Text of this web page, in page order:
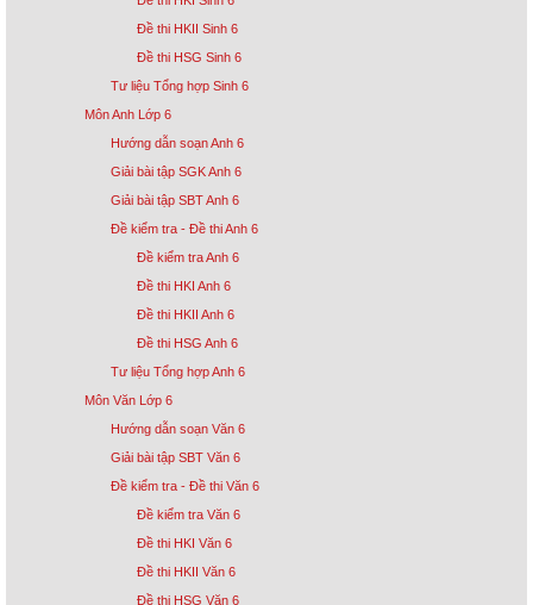
Đề thi HKII Sinh 6
Đề thi HSG Sinh 6
Tư liệu Tổng hợp Sinh 6
Môn Anh Lớp 6
Hướng dẫn soạn Anh 6
Giải bài tập SGK Anh 6
Giải bài tập SBT Anh 6
Đề kiểm tra - Đề thi Anh 6
Đề kiểm tra Anh 6
Đề thi HKI Anh 6
Đề thi HKII Anh 6
Đề thi HSG Anh 6
Tư liệu Tổng hợp Anh 6
Môn Văn Lớp 6
Hướng dẫn soạn Văn 6
Giải bài tập SBT Văn 6
Đề kiểm tra - Đề thi Văn 6
Đề kiểm tra Văn 6
Đề thi HKI Văn 6
Đề thi HKII Văn 6
Đề thi HSG Văn 6